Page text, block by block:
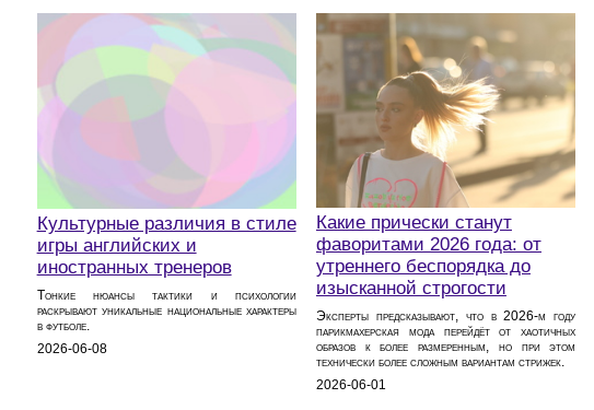
Культурные различия в стиле
игры английских и
иностранных тренеров
Тонкие нюансы тактики и психологии
раскрывают уникальные национальные характеры
в футболе.
2026-06-08
Какие прически станут
фаворитами 2026 года: от
утреннего беспорядка до
изысканной строгости
Эксперты предсказывают, что в 2026‑м году
парикмахерская мода перейдёт от хаотичных
образов к более размеренным, но при этом
технически более сложным вариантам стрижек.
2026-06-01